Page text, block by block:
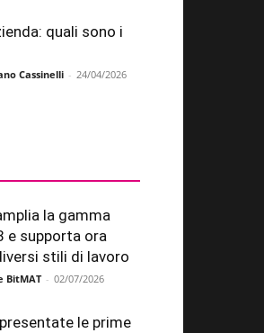
quali sono i
Cassinelli - 24/04/2026
la gamma
e supporta ora
stili di lavoro
BitMAT - 02/07/2026
le prime